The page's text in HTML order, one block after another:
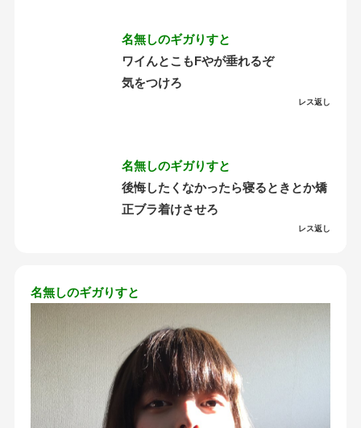
名無しのギガりすと
ワイんとこもFやが垂れるぞ
気をつけろ
レス返し
名無しのギガりすと
後悔したくなかったら寝るときとか矯
正ブラ着けさせろ
レス返し
名無しのギガりすと